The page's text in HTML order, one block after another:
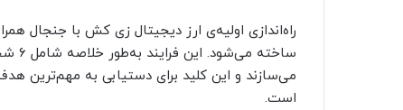
راه‌اندازی اولیه‌ی ارز دیجیتال زی کش با جنجال
می‌سازند و این کلید برای دستیابی به
است.